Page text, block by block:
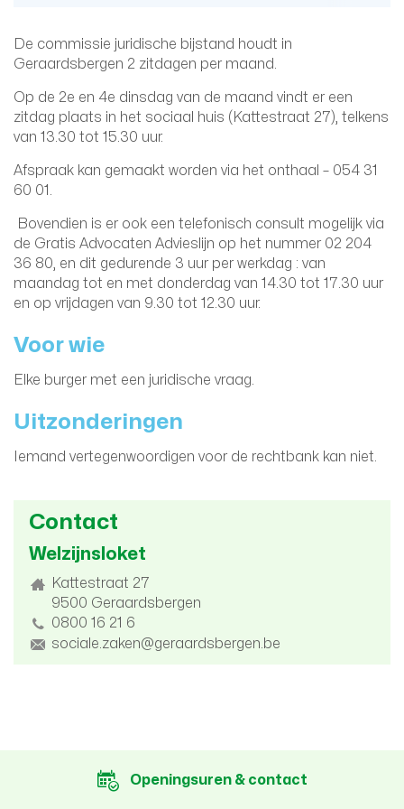
De commissie juridische bijstand houdt in
Geraardsbergen 2 zitdagen per maand.
Op de 2e en 4e dinsdag van de maand vindt er een
zitdag plaats in het sociaal huis (Kattestraat 27), telkens
van 13.30 tot 15.30 uur.
Afspraak kan gemaakt worden via het onthaal – 054 31
60 01.
Bovendien is er ook een telefonisch consult mogelijk via
de Gratis Advocaten Advieslijn op het nummer 02 204
36 80, en dit gedurende 3 uur per werkdag : van
maandag tot en met donderdag van 14.30 tot 17.30 uur
en op vrijdagen van 9.30 tot 12.30 uur.
Voor wie
Elke burger met een juridische vraag.
Uitzonderingen
Iemand vertegenwoordigen voor de rechtbank kan niet.
Contact
Welzijnsloket
AdresKattestraat 27
9500 Geraardsbergen
tel. 0800 16 21 6
E- sociale.zaken@geraardsbergen.be
Openingsuren & contact